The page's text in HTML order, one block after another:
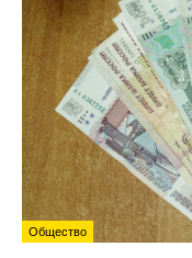
Общество